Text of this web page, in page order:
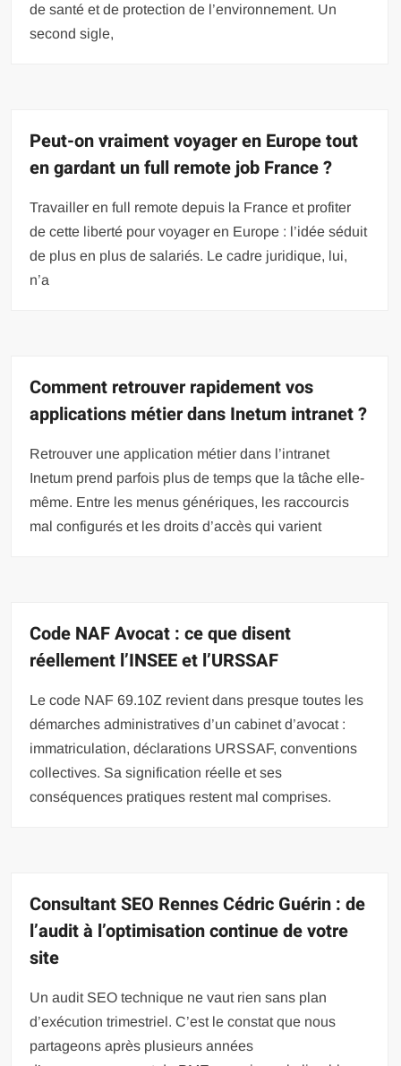
de santé et de protection de l’environnement. Un
second sigle,
Peut-on vraiment voyager en Europe tout
en gardant un full remote job France ?
Travailler en full remote depuis la France et profiter
de cette liberté pour voyager en Europe : l’idée séduit
de plus en plus de salariés. Le cadre juridique, lui,
n’a
Comment retrouver rapidement vos
applications métier dans Inetum intranet ?
Retrouver une application métier dans l’intranet
Inetum prend parfois plus de temps que la tâche elle-
même. Entre les menus génériques, les raccourcis
mal configurés et les droits d’accès qui varient
Code NAF Avocat : ce que disent
réellement l’INSEE et l’URSSAF
Le code NAF 69.10Z revient dans presque toutes les
démarches administratives d’un cabinet d’avocat :
immatriculation, déclarations URSSAF, conventions
collectives. Sa signification réelle et ses
conséquences pratiques restent mal comprises.
Consultant SEO Rennes Cédric Guérin : de
l’audit à l’optimisation continue de votre
site
Un audit SEO technique ne vaut rien sans plan
d’exécution trimestriel. C’est le constat que nous
partageons après plusieurs années